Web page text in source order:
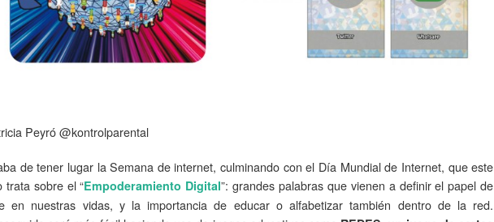
Peyró @kontrolparental
de tener lugar la Semana de internet, culminando con el Día Mundial de Internet, que este
trata sobre el “Empoderamiento Digital”: grandes palabras que vienen a definir el papel de
en nuestras vidas, y la importancia de educar o alfabetizar también dentro de la red.